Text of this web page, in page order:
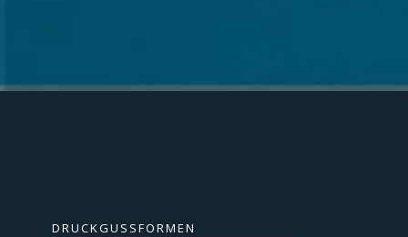
DRUCKGUSSFORMEN